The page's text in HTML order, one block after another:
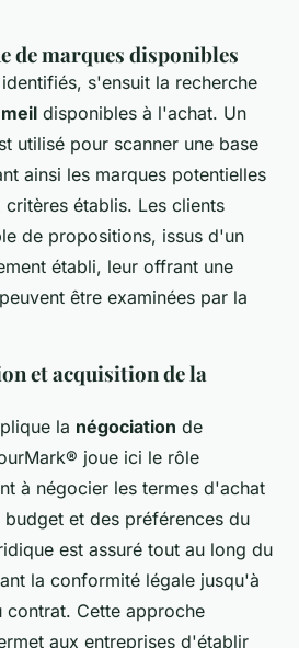
de marques disponibles
s'ensuit la recherche
disponibles à l'achat. Un
utilisé pour scanner une base
ainsi les marques potentielles
établis. Les clients
de propositions, issus d'un
établi, leur offrant une
être examinées par la
et acquisition de la
la négociation de
joue ici le rôle
à négocier les termes d'achat
et des préférences du
est assuré tout au long du
la conformité légale jusqu'à
contrat. Cette approche
aux entreprises d'établir